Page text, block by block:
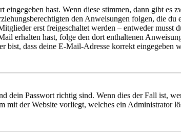
hast. Wenn diese stimmen, dann gibt es
den Anweisungen folgen, die
erst freigeschaltet werden – entweder musst
erhalten hast, folge den dort enthaltenen
dass deine E-Mail-Adresse korrekt eingegeben
dein Passwort richtig sind. Wenn dies der Fall ist,
mit der Website vorliegt, welches ein Administrator